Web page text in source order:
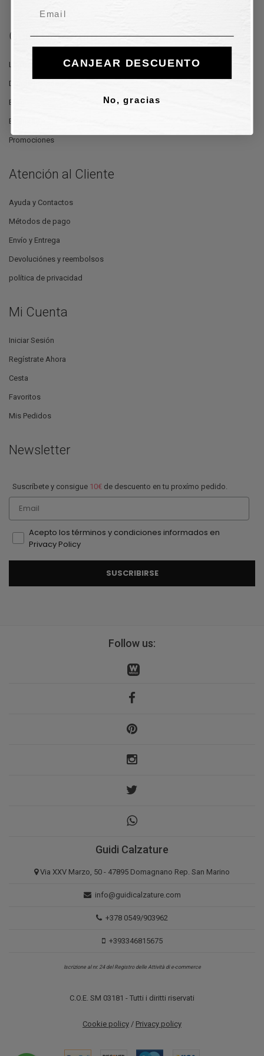
Guidi Calzature
La Tienda
Donde Estamos
Blog
Estilistas
Promociones
Atención al Cliente
Ayuda y Contactos
Métodos de pago
Envío y Entrega
Devoluciónes y reembolsos
política de privacidad
Mi Cuenta
Iniciar Sesión
Regístrate Ahora
Cesta
Favoritos
Mis Pedidos
Newsletter
Suscríbete y consigue 10€ de descuento en tu proxímo pedido.
Email
Acepto los términos y condiciones informados en
Privacy Policy
SUSCRIBIRSE
Follow us:
Guidi Calzature
Via XXV Marzo, 50 - 47895 Domagnano Rep. San Marino
info@guidicalzature.com
+378 0549/903962
+393346815675
Iscrizione al nr. 24 del Registro delle Attività di e-commerce
C.O.E. SM 03181 - Tutti i diritti riservati
Cookie policy / Privacy policy
CANJEAR DESCUENTO
No, gracias